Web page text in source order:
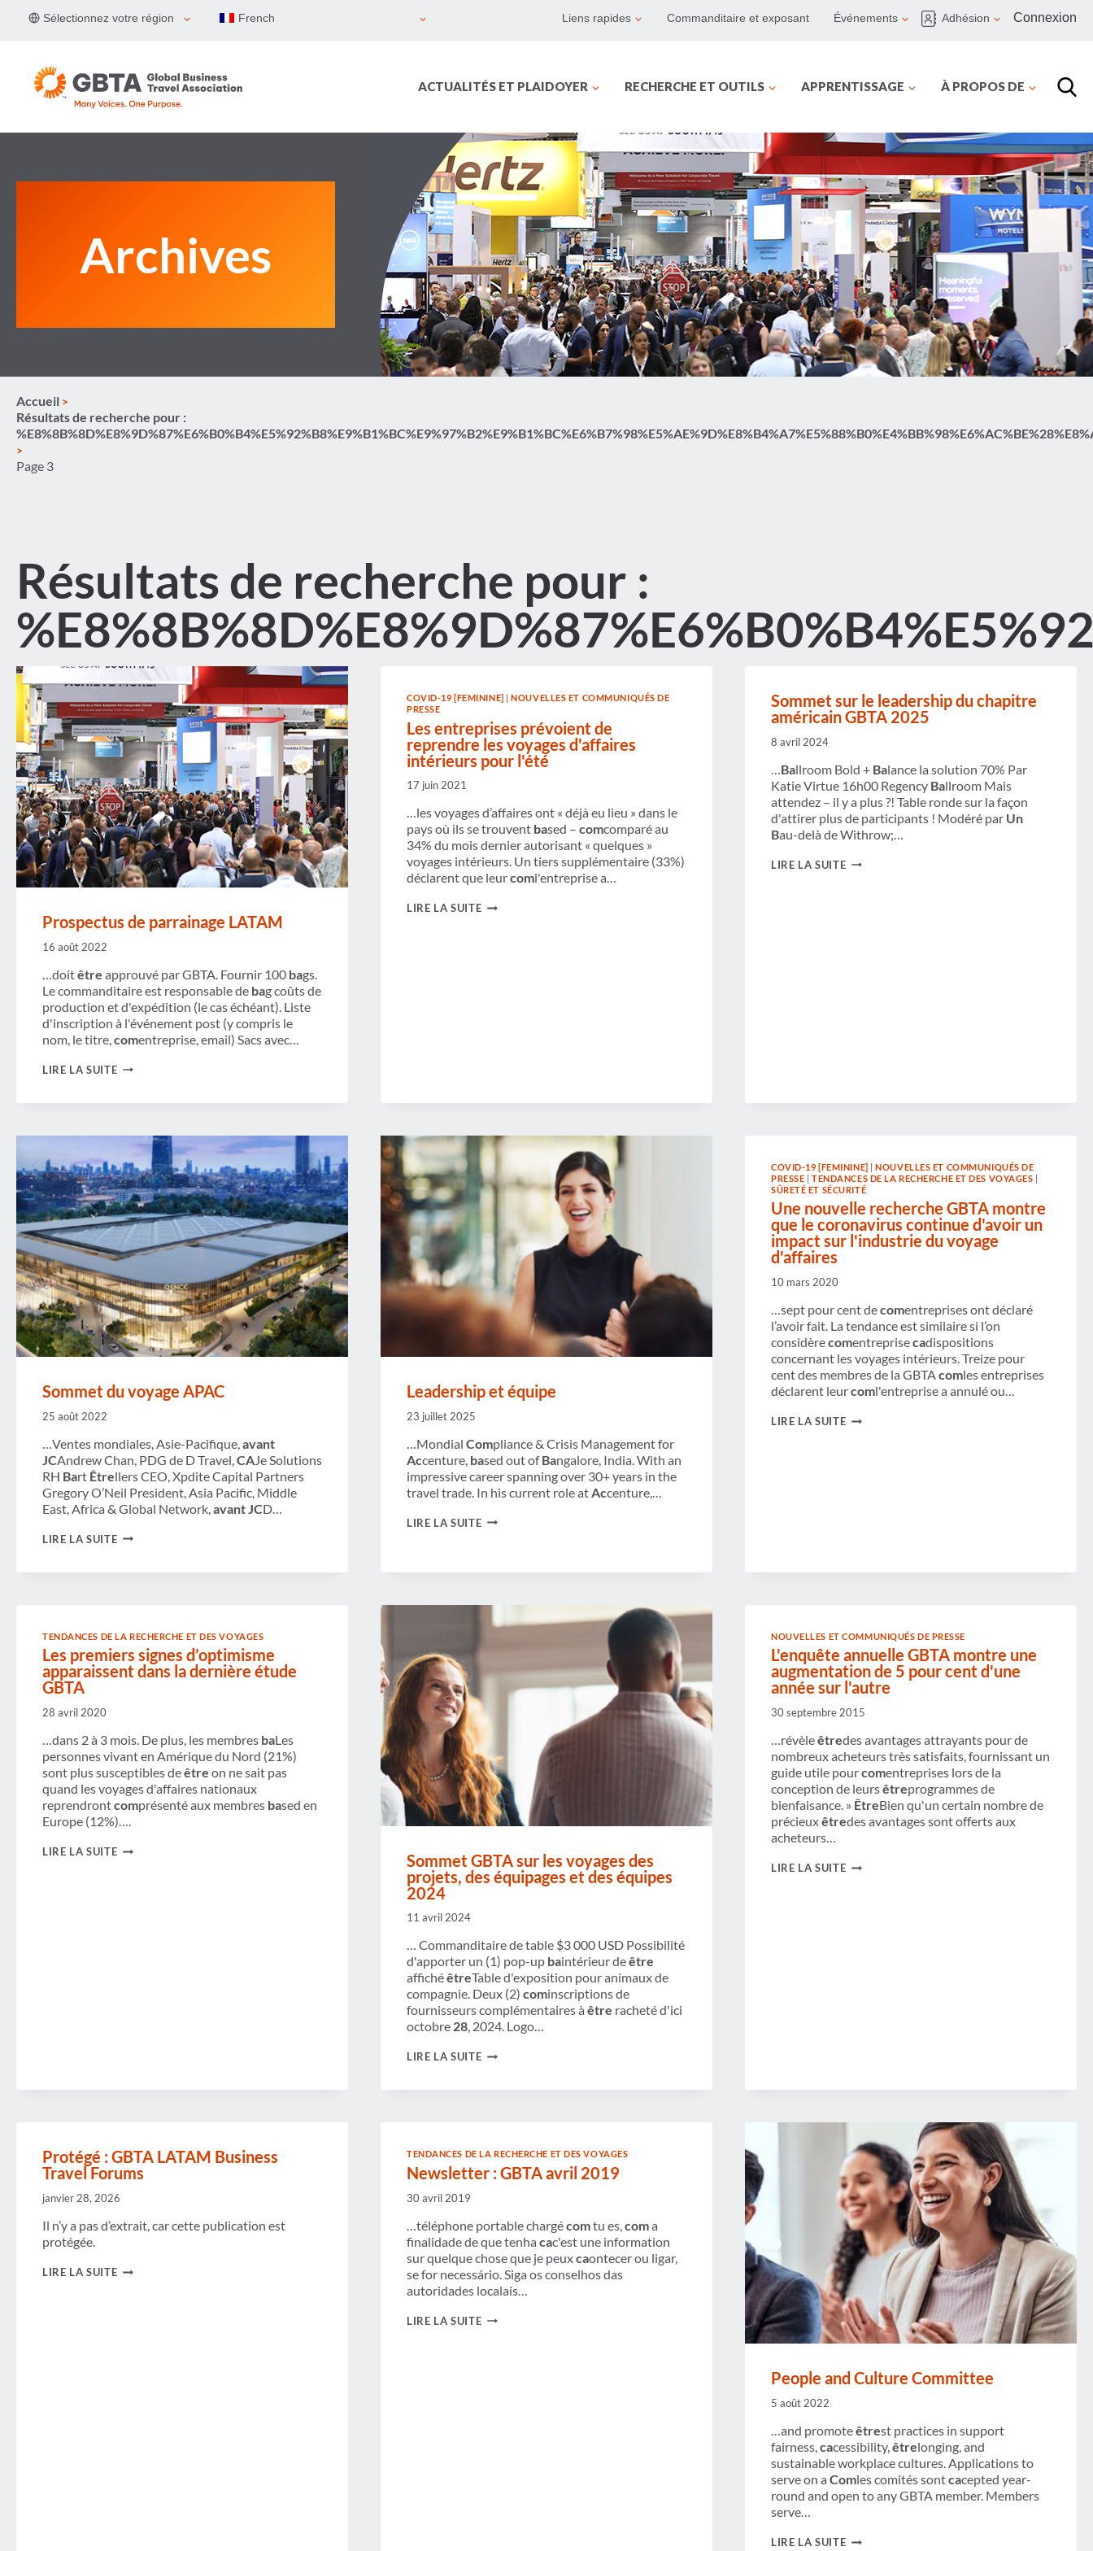
Sélectionnez votre région French Liens rapides Commanditaire et exposant Événements Adhésion Connexion
ACTUALITÉS ET PLAIDOYER RECHERCHE ET OUTILS APPRENTISSAGE À PROPOS DE
Archives
Accueil
Résultats de recherche pour :
Page 3
Résultats de recherche pour :
Prospectus de parrainage LATAM
16 août 2022
…doitêtre approuvé par GBTA. Fournir 100 bags.
Le commanditaire est responsable de bag coûts de
production et d'expédition (le cas échéant). Liste
d'inscription à l'événement post (y compris le
nom, le titre, comentreprise, email) Sacs avec…
LIRE LA SUITEPROSPECTUS
LATAM
COVID-19 [FEMININE] |NOUVELLES ET COMMUNIQUÉS DE
PRESSE
Les entreprises prévoient de
reprendre les voyages d'affaires
intérieurs pour l'été
17 juin 2021
…les voyages d’affaires ont « déjà eu lieu » dans le
pays où ils se trouvent based – comcomparé au
34% du mois dernier autorisant « quelques »
voyages intérieurs. Un tiers supplémentaire (33%)
déclarent que leurcoml'entreprise a…
LIRE LA SUITELES
Sommet sur le leadership du chapitre
américain GBTA 2025
8 avril 2024
Ballroom Bold + Balance la solution 70% Par
Katie Virtue 16h00 Regency Ballroom Mais
attendez – il y a plus ?! Table ronde sur la façon
d'attirer plus de participants ! Modéré par Un
Bau-delà de Withrow;…
LIRE LA SUITESOMMET
Sommet du voyage APAC
25 août 2022
…Ventes mondiales, Asie-Pacifique, avant
JCAndrew Chan, PDG de D Travel, CA Je Solutions
RH Bart Êtrellers CEO, Xpdite Capital Partners
Gregory O’Neil President, Asia Pacific, Middle
East, Africa & Global Network, avant JCD…
LIRE LA SUITESOMMET
APAC
Leadership et équipe
23 juillet 2025
…Mondial Compliance & Crisis Management for
Accenture, based out ofBangalore, India. With an
impressive career spanning over 30+ years in the
travel trade. In his current role at Accenture,…
LIRE LA SUITELEADERSHIP
COVID-19 [FEMININE] |NOUVELLES ET COMMUNIQUÉS DE
PRESSE |TENDANCES DE LA RECHERCHE ET DES VOYAGES |
SÛRETÉ ET SÉCURITÉ
Une nouvelle recherche GBTA montre
que le coronavirus continue d'avoir un
impact sur l'industrie du voyage
d'affaires
10 mars 2020
…sept pour cent decomentreprises ont déclaré
l’avoir fait. La tendance est similaire si l’on
considèrecomentreprisecadispositions
concernant les voyages intérieurs. Treize pour
cent des membres de la GBTAcomles entreprises
déclarent leurcoml'entreprise a annulé ou…
LIRE LA SUITEUNE
SUR
TENDANCES DE LA RECHERCHE ET DES VOYAGES
Les premiers signes d’optimisme
apparaissent dans la dernière étude
GBTA
28 avril 2020
…dans 2 à 3 mois. De plus, les membres baLes
personnes vivant en Amérique du Nord (21%)
sont plus susceptibles deêtre on ne sait pas
quand les voyages d'affaires nationaux
reprendrontcomprésenté aux membres based en
Europe (12%)….
LIRE LA SUITELES
Sommet GBTA sur les voyages des
projets, des équipages et des équipes
2024
11 avril 2024
… Commanditaire de table $3 000 USD Possibilité
d'apporter un (1) pop-up baintérieur deêtre
affichéêtreTable d'exposition pour animaux de
compagnie. Deux (2) cominscriptions de
fournisseurs complémentaires à être racheté d'ici
octobre 28, 2024. Logo…
LIRE LA SUITESOMMET
LES
ÉQUIPAGES
ET
DES
NOUVELLES ET COMMUNIQUÉS DE PRESSE
L'enquête annuelle GBTA montre une
augmentation de 5 pour cent d'une
année sur l'autre
30 septembre 2015
…révèleêtredes avantages attrayants pour de
nombreux acheteurs très satisfaits, fournissant un
guide utile pourcomentreprises lors de la
conception de leursêtreprogrammes de
bienfaisance. » ÊtreBien qu'un certain nombre de
précieuxêtredes avantages sont offerts aux
acheteurs…
LIRE LA SUITEL'ENQUÊTE
Protégé : GBTA LATAM Business
Travel Forums
janvier 28, 2026
Il n’y a pas d’extrait, car cette publication est
protégée.
LIRE LA SUITEPROTÉGÉ :
TENDANCES DE LA RECHERCHE ET DES VOYAGES
Newsletter : GBTA avril 2019
30 avril 2019
…téléphone portable chargécomtu es, coma
finalidade de que tenha cac'est une information
sur quelque chose que je peuxcaontecer ou ligar,
se for necessário. Siga os conselhos das
autoridades localais…
LIRE LA SUITENEWSLETTER
People and Culture Committee
5 août 2022
…and promoteêtrest practices in support
fairness,cacessibility,êtrelonging, and
sustainable workplace cultures. Applications to
serve on a Comles comités sontcacepted year-
round and open to any GBTA member. Members
serve…
LIRE LA SUITEPEOPLE